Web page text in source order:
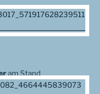
am Stand